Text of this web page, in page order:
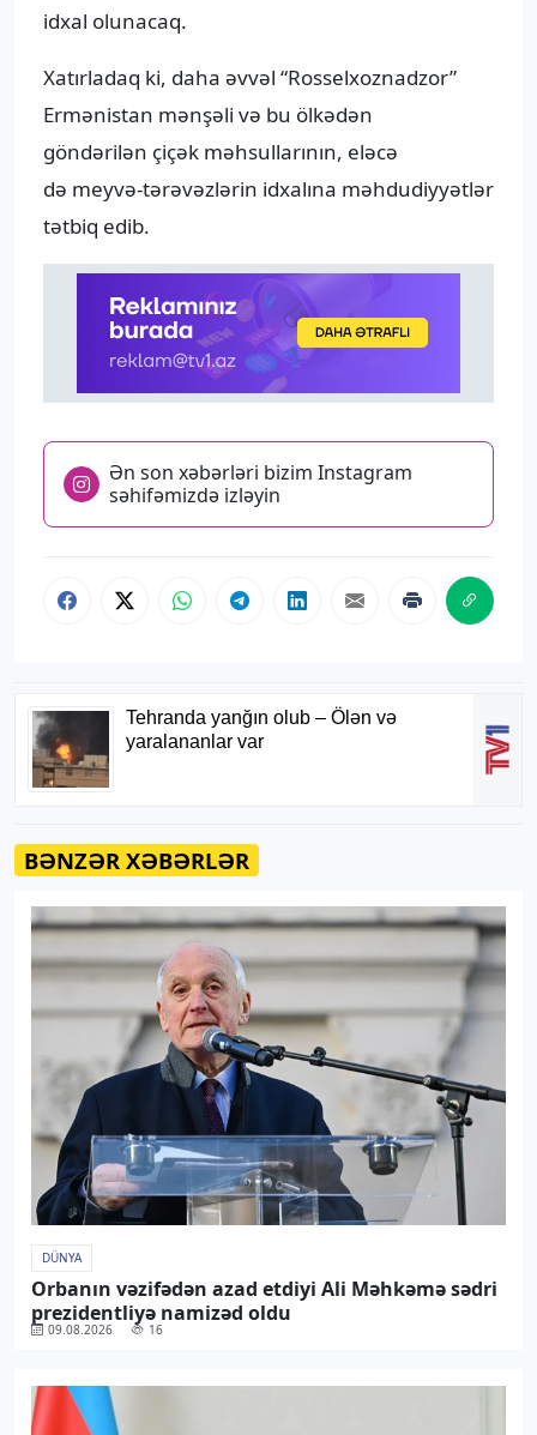
idxal olunacaq.
Xatırladaq ki, daha əvvəl “Rosselxoznadzor”
Ermənistan mənşəli və bu ölkədən
göndərilən çiçək məhsullarının, eləcə
də meyvə-tərəvəzlərin idxalına məhdudiyyətlər
tətbiq edib.
Ən son xəbərləri bizim Instagram
səhifəmizdə izləyin
BƏNZƏR XƏBƏRLƏR
DÜNYA
Orbanın vəzifədən azad etdiyi Ali Məhkəmə sədri
prezidentliyə namizəd oldu
09.08.2026 16